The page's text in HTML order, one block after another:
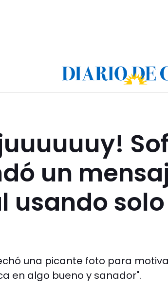
un
una picante foto para
en algo bueno y sanador".